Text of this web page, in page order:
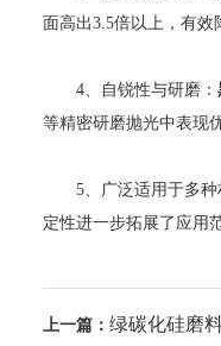
面高出3.5倍以上，有效
4、自锐性与研磨：
等精密研磨抛光中表现
5、广泛适用于多种材
定性进一步拓展了应用
上一篇： 绿碳化硅磨